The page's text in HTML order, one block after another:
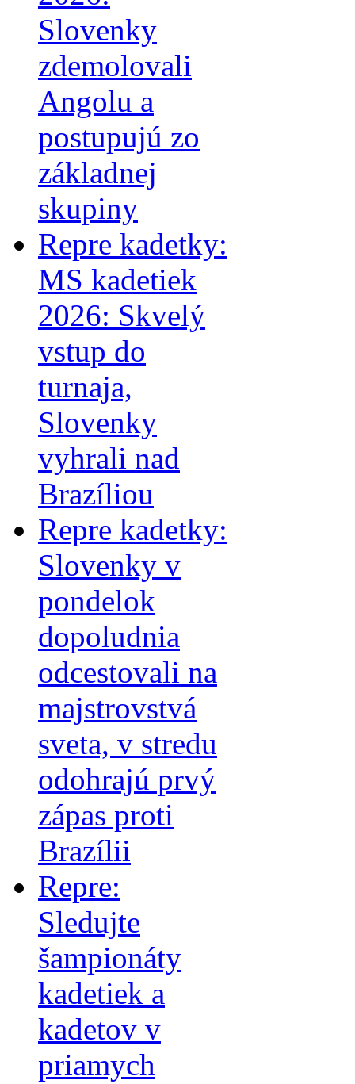
Slovenky
zdemolovali
Angolu a
postupujú zo
základnej
skupiny
Repre kadetky:
MS kadetiek
2026: Skvelý
vstup do
turnaja,
Slovenky
vyhrali nad
Brazíliou
Repre kadetky:
Slovenky v
pondelok
dopoludnia
odcestovali na
majstrovstvá
sveta, v stredu
odohrajú prvý
zápas proti
Brazílii
Repre:
Sledujte
šampionáty
kadetiek a
kadetov v
priamych